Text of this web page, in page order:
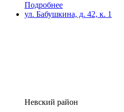
Подробнее
ул. Бабушкина, д. 42, к. 1
Невский район